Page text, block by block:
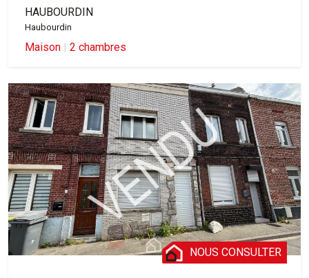
HAUBOURDIN
Haubourdin
Maison | 2 chambres
NOUS CONSULTER